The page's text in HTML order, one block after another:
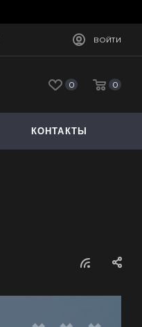
ВОЙТИ
0 0
КОНТАКТЫ